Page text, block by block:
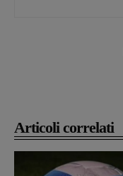
Articoli correlati